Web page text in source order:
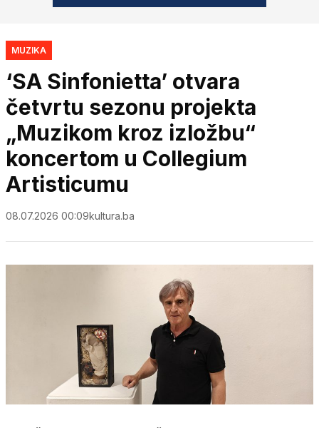
MUZIKA
‘SA Sinfonietta’ otvara
četvrtu sezonu projekta
„Muzikom kroz izložbu“
koncertom u Collegium
Artisticumu
08.07.2026 00:09kultura.ba